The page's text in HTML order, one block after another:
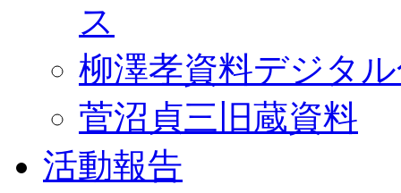
ス
柳澤孝資料デジタ
菅沼貞三旧蔵資料
活動報告